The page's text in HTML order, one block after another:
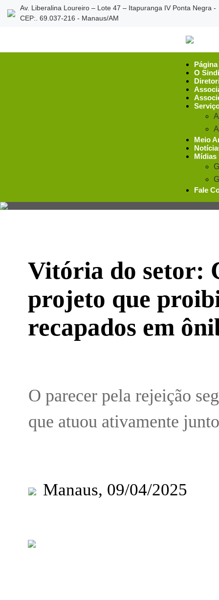
Av. Liberalina Loureiro – Lote 47 – Itapuranga IV Ponta Negra -
CEP:. 69.037-216 - Manaus/AM
O
Meio
Mídias
Fale
Vitória do setor:
projeto que
recapados em
O parecer pela rejeição
que atuou ativamente
Manaus, 09/04/2025